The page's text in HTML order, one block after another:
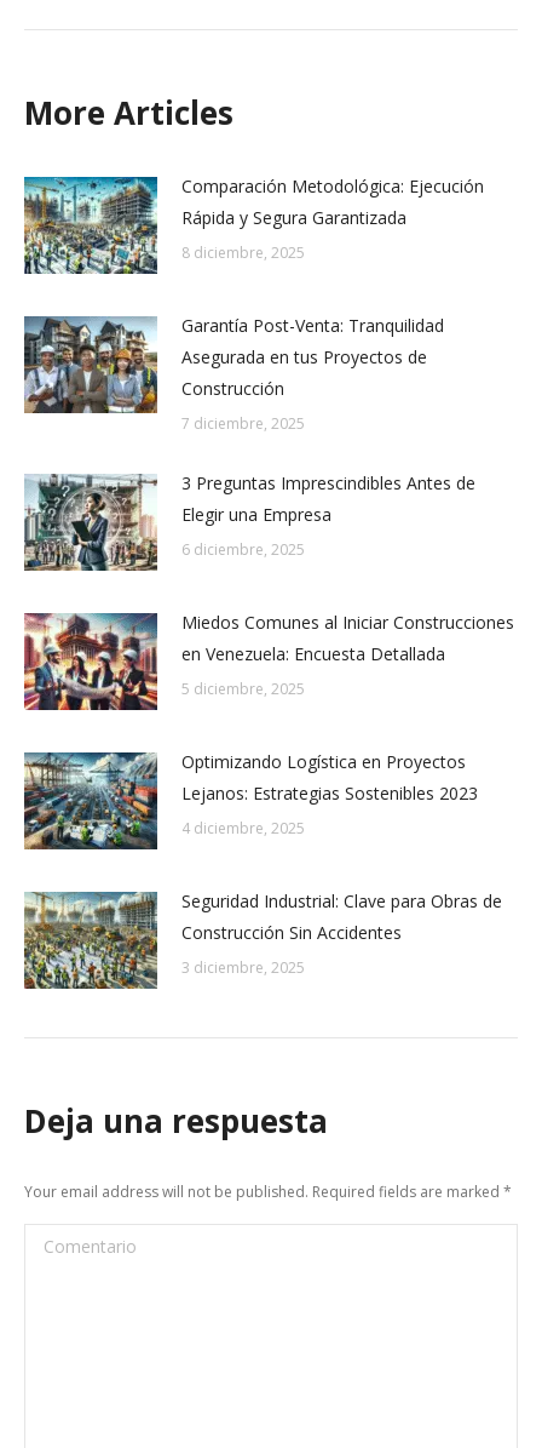
More Articles
Comparación Metodológica: Ejecución
Rápida y Segura Garantizada
8 diciembre, 2025
Garantía Post-Venta: Tranquilidad
Asegurada en tus Proyectos de
Construcción
7 diciembre, 2025
3 Preguntas Imprescindibles Antes de
Elegir una Empresa
6 diciembre, 2025
Miedos Comunes al Iniciar Construcciones
en Venezuela: Encuesta Detallada
5 diciembre, 2025
Optimizando Logística en Proyectos
Lejanos: Estrategias Sostenibles 2023
4 diciembre, 2025
Seguridad Industrial: Clave para Obras de
Construcción Sin Accidentes
3 diciembre, 2025
Deja una respuesta
Your email address will not be published. Required fields are marked *
Comentario